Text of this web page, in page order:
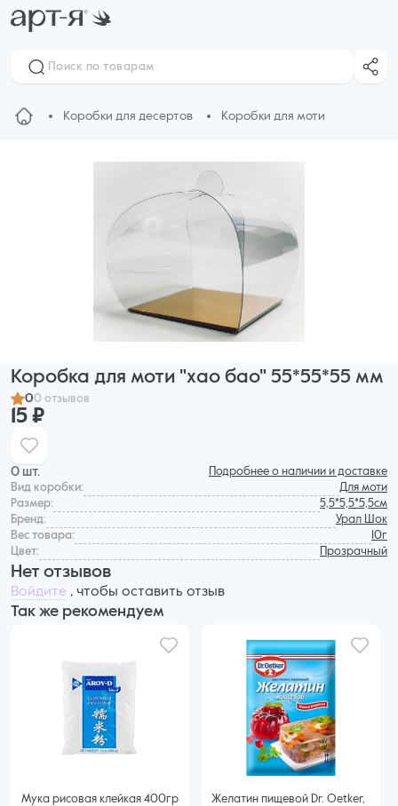
Коробки для десертов Коробки для моти
Коробка для моти "хао бао" 55*55*55 мм
00 отзывов
15 ₽
0 шт.
Подробнее о наличии и доставке
Вид коробки:
Для моти
Размер:
5,5*5,5*5,5см
Бренд:
Урал Шок
Вес товара:
10г
Цвет:
Прозрачный
Нет отзывов
Войдите , чтобы оставить отзыв
Так же рекомендуем
Мука рисовая клейкая 400гр
Желатин пищевой Dr. Oetker,